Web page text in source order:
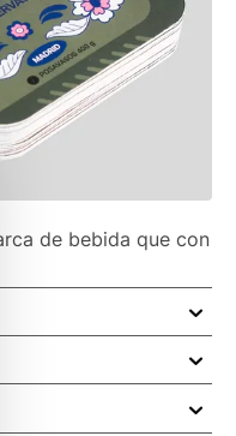
de bebida que con
de posibles daños
manche al beber.
o pubs.